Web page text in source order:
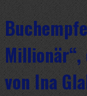
von Ina